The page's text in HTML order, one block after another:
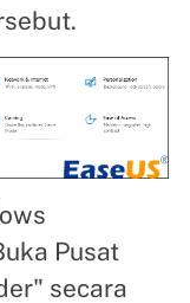
Pusat
secara